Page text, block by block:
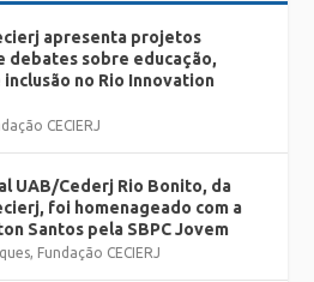
apresenta projetos
debates sobre educação,
no Rio Innovation
CECIERJ
UAB/Cederj Rio Bonito, da
foi homenageado com a
Santos pela SBPC Jovem
, Fundação CECIERJ